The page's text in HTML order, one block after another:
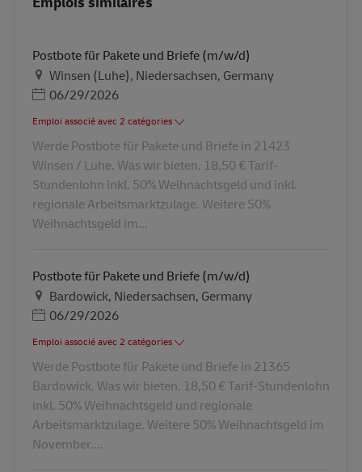
Postbote für Pakete und Briefe (m/w/d)
LieuWinsen (Luhe), Niedersachsen, Germany
Posted Date
06/29/2026
Emploi associé avec 2 catégories
Werde Postbote für Pakete und Briefe in 21423
Winsen / Luhe. Was wir bieten. 18,50 € Tarif-
Stundenlohn inkl. 50% Weihnachtsgeld und inkl.
regionale Arbeitsmarktzulage. Weitere 50%
Weihnachtsgeld im...
Postbote für Pakete und Briefe (m/w/d)
LieuBardowick, Niedersachsen, Germany
Posted Date
06/29/2026
Emploi associé avec 2 catégories
Werde Postbote für Pakete und Briefe in 21365
Bardowick. Was wir bieten. 18,50 € Tarif-Stundenlohn
inkl. 50% Weihnachtsgeld und regionale
Arbeitsmarktzulage. Weitere 50% Weihnachtsgeld im
November....